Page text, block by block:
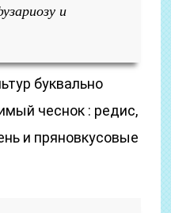
и
буквально
чеснок : редис,
и пряновкусовые